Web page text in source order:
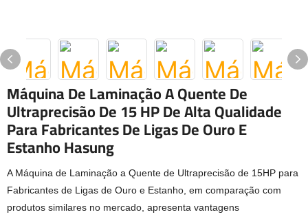
Máquina De Laminação A Quente De
Ultraprecisão De 15 HP De Alta Qualidade
Para Fabricantes De Ligas De Ouro E
Estanho Hasung
A Máquina de Laminação a Quente de Ultraprecisão de 15HP para
Fabricantes de Ligas de Ouro e Estanho, em comparação com
produtos similares no mercado, apresenta vantagens